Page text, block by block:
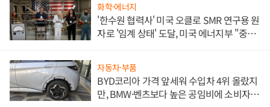
화학·에너지
'한수원 협력사' 미국 오클로 SMR 연구용 원
자로 '임계 상태' 도달, 미국 에너지부 "중요
자동차·부품
BYD코리아 가격 앞세워 수입차 4위 올랐지
만, BMW·벤츠보다 높은 공임비에 소비자